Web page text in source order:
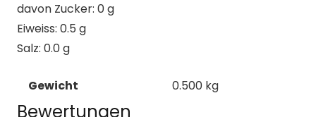
davon Zucker: 0 g
Eiweiss: 0.5 g
Salz: 0.0 g
Gewicht 0.500 kg
Bewertungen